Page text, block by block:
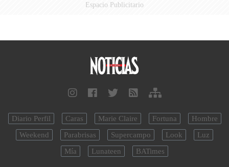
Espacio Publicitario
Diario Perfil Caras Marie Claire Fortuna
Hombre
Weekend
Parabrisas Supercampo Look
Luz
Mía
Lunateen BATimes